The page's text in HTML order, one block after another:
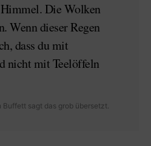
Die Wolken
Wenn dieser Regen
dass du mit
nicht mit Teelöffeln
Buffett sagt das grob übersetzt.